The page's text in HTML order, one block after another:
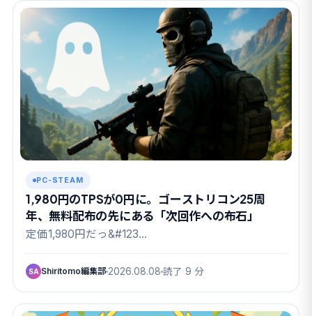
PC-STEAM
1,980円のTPSが0円に。ゴーストリコン25周
年、無料配布の先にある「次回作への布石」
定価1,980円だっ&#123…
SA Shiritomo編集部 2026.08.08 読了 9 分